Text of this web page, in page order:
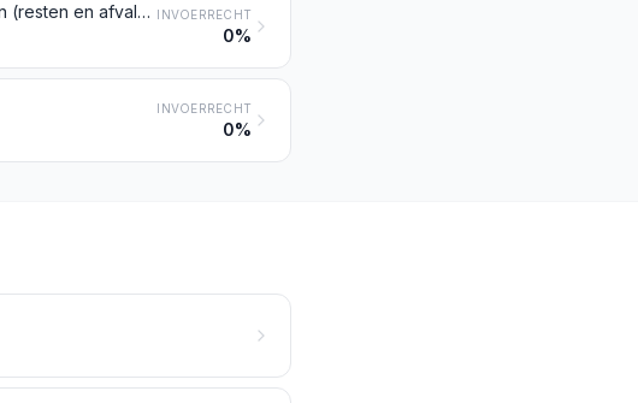
Pulp van vezels verkregen uit teruggewonnen papier of karton (resten en afval) of van vezels van andere cellulosehoudende vezelstoffen INVOERRECHT
0%
INVOERRECHT
0%